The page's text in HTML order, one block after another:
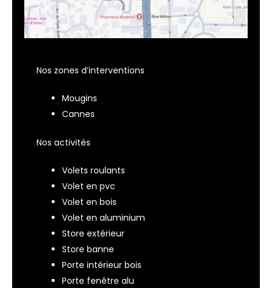
Nos zones d’interventions
Mougins
Cannes
Nos activités
Volets roulants
Volet en pvc
Volet en bois
Volet en aluminium
Store extérieur
Store banne
Porte intérieur bois
Porte fenêtre alu